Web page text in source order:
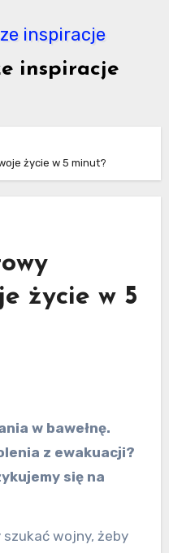
inspiracje
życie w 5 minut?
życie w 5
w bawełnę.
z ewakuacji?
się na
szukać wojny, żeby